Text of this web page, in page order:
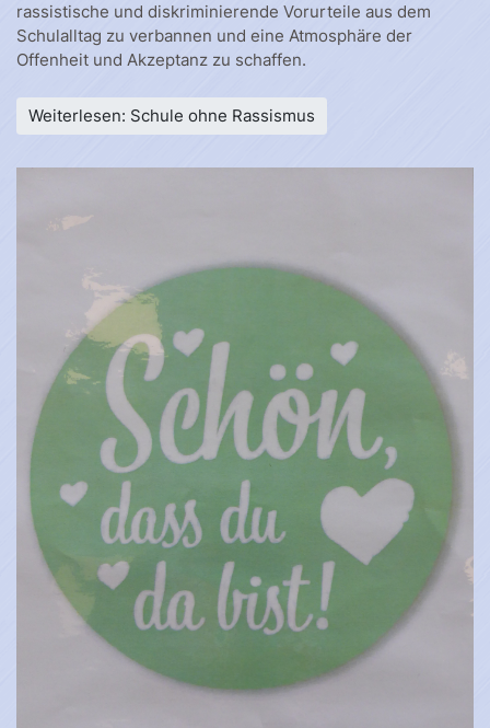
rassistische und diskriminierende Vorurteile aus dem
Schulalltag zu verbannen und eine Atmosphäre der
Offenheit und Akzeptanz zu schaffen.
Weiterlesen: Schule ohne Rassismus